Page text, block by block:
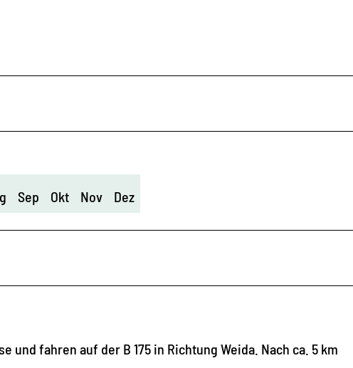
Sep Okt Nov Dez
und fahren auf der B 175 in Richtung Weida. Nach ca. 5 km